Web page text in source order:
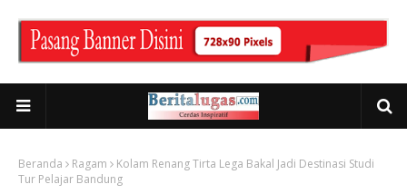
Beranda Ragam
Kolam Renang Tirta Lega Bakal Jadi Destinasi Studi
Tur Pelajar Bandung